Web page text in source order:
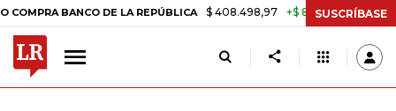
BANCO DE LA REPÚBLICA $ 408.498,97 +$ 8.753,81 +2,19% TASA
SUSCRÍBASE